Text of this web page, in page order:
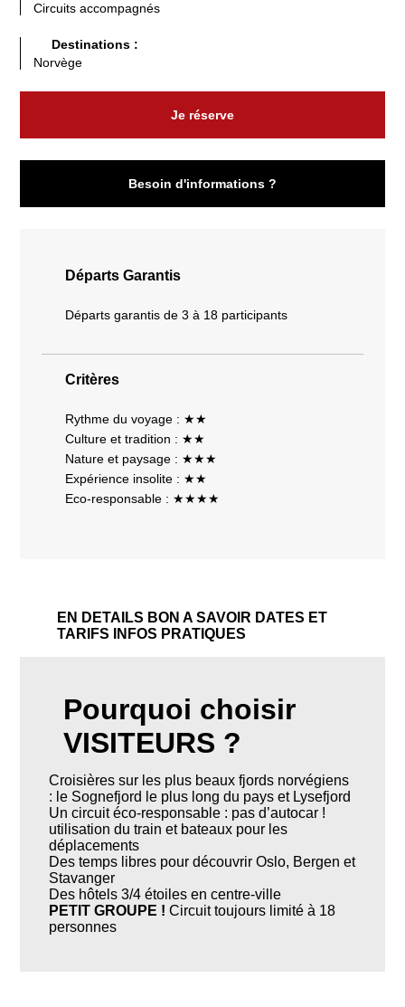
Circuits accompagnés
Destinations :
Norvège
Je réserve
Besoin d'informations ?
Départs Garantis
Départs garantis de 3 à 18 participants
Critères
Rythme du voyage : ★★
Culture et tradition : ★★
Nature et paysage : ★★★
Expérience insolite : ★★
Eco-responsable : ★★★★
EN DETAILS BON A SAVOIR DATES ET
TARIFS
INFOS PRATIQUES
Pourquoi choisir
VISITEURS ?
Croisières sur les plus beaux fjords norvégiens
: le Sognefjord le plus long du pays et Lysefjord
Un circuit éco-responsable : pas d’autocar !
utilisation du train et bateaux pour les
déplacements
Des temps libres pour découvrir Oslo, Bergen et
Stavanger
Des hôtels 3/4 étoiles en centre-ville
PETIT GROUPE ! Circuit toujours limité à 18
personnes